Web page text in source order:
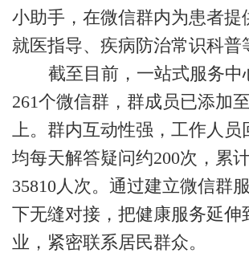
小助手，在微信群内为患者提
就医指导、疾病防治常识科普
截至目前，一站式服务中
261个微信群，群成员已添加
上。群内互动性强，工作人
均每天解答疑问约200次，累
35810人次。通过建立微信群
下无缝对接，把健康服务延伸
业，紧密联系居民群众。